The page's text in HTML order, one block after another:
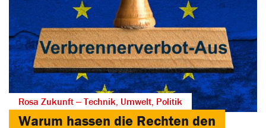
Rosa Zukunft ‒ Technik, Umwelt, Politik
Warum hassen die Rechten den